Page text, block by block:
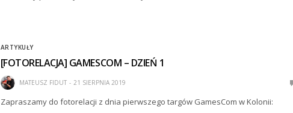
ARTYKUŁY
[FOTORELACJA] GAMESCOM – DZIEŃ 1
MATEUSZ FIDUT 21 SIERPNIA 2019
Zapraszamy do fotorelacji z dnia pierwszego targów GamesCom w Kolonii: